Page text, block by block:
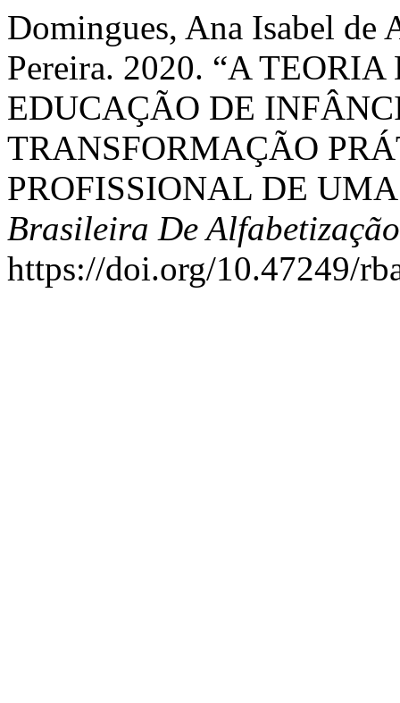
Domingues, Ana Isabel de
Pereira. 2020. “A
EDUCAÇÃO DE
TRANSFORMAÇÃO
PROFISSIONAL DE
Brasileira De Alfabetização
https://doi.org/10.47249/